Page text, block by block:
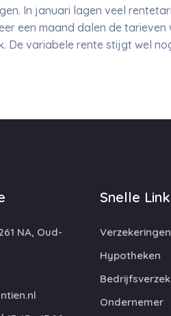
In januari lagen veel
een maand dalen de
De variabele rente stijgt wel
NA, Oud-
Snelle
Verzekeringen
Hypotheken
Ondernemer